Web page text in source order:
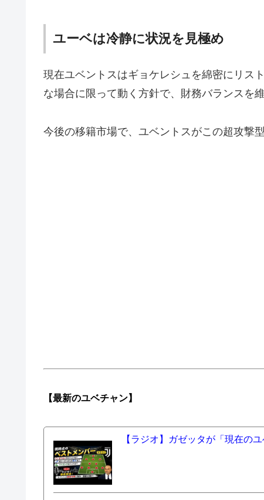
ユーベは冷静に状況を見極め
現在ユベントスはギョケレシュを綿密にリス
な場合に限って動く方針で、財務バランスを
今後の移籍市場で、ユベントスがこの超攻撃
【最新のユベチャン】
【ラジオ】ガゼッタが「現在の